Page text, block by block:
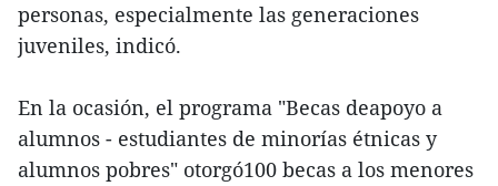
personas, especialmente las generaciones
juveniles, indicó.
En la ocasión, el programa "Becas deapoyo a
alumnos - estudiantes de minorías étnicas y
alumnos pobres" otorgó100 becas a los menores